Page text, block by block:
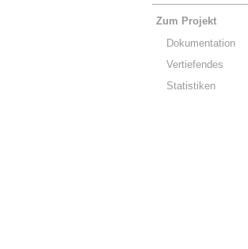
Zum Projekt
Dokumentation
Vertiefendes
Statistiken